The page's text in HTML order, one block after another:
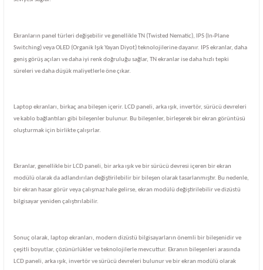
Ekranların panel türleri değişebilir ve genellikle TN (Twisted Nematic), IPS (In-Plane
Switching) veya OLED (Organik Işık Yayan Diyot) teknolojilerine dayanır. IPS ekranlar, daha
geniş görüş açıları ve daha iyi renk doğruluğu sağlar, TN ekranlar ise daha hızlı tepki
süreleri ve daha düşük maliyetlerle öne çıkar.
Laptop ekranları, birkaç ana bileşen içerir. LCD paneli, arka ışık, invertör, sürücü devreleri
ve kablo bağlantıları gibi bileşenler bulunur. Bu bileşenler, birleşerek bir ekran görüntüsü
oluşturmak için birlikte çalışırlar.
Ekranlar, genellikle bir LCD paneli, bir arka ışık ve bir sürücü devresi içeren bir ekran
modülü olarak da adlandırılan değiştirilebilir bir bileşen olarak tasarlanmıştır. Bu nedenle,
bir ekran hasar görür veya çalışmaz hale gelirse, ekran modülü değiştirilebilir ve dizüstü
bilgisayar yeniden çalıştırılabilir.
Sonuç olarak, laptop ekranları, modern dizüstü bilgisayarların önemli bir bileşenidir ve
çeşitli boyutlar, çözünürlükler ve teknolojilerle mevcuttur. Ekranın bileşenleri arasında
LCD paneli, arka ışık, invertör ve sürücü devreleri bulunur ve bir ekran modülü olarak